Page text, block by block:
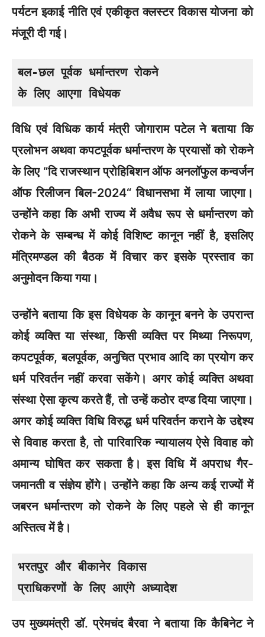
पर्यटन इकाई नीति एवं एकीकृत क्लस्टर विकास योजना को
मंजूरी दी गई।
बल-छल पूर्वक धर्मान्तरण रोकने
के लिए आएगा विधेयक
विधि एवं विधिक कार्य मंत्री जोगाराम पटेल ने बताया कि
प्रलोभन अथवा कपटपूर्वक धर्मान्तरण के प्रयासों को रोकने
के लिए “दि राजस्थान प्रोहिबिशन ऑफ अनलॉफुल कन्वर्जन
ऑफ रिलीजन बिल-2024“ विधानसभा में लाया जाएगा।
उन्होंने कहा कि अभी राज्य में अवैध रूप से धर्मान्तरण को
रोकने के सम्बन्ध में कोई विशिष्ट कानून नहीं है, इसलिए
मंत्रिमण्डल की बैठक में विचार कर इसके प्रस्ताव का
अनुमोदन किया गया।
उन्होंने बताया कि इस विधेयक के कानून बनने के उपरान्त
कोई व्यक्ति या संस्था, किसी व्यक्ति पर मिथ्या निरूपण,
कपटपूर्वक, बलपूर्वक, अनुचित प्रभाव आदि का प्रयोग कर
धर्म परिवर्तन नहीं करवा सकेंगे। अगर कोई व्यक्ति अथवा
संस्था ऐसा कृत्य करते हैं, तो उन्हें कठोर दण्ड दिया जाएगा।
अगर कोई व्यक्ति विधि विरुद्ध धर्म परिवर्तन कराने के उद्देश्य
से विवाह करता है, तो पारिवारिक न्यायालय ऐसे विवाह को
अमान्य घोषित कर सकता है। इस विधि में अपराध गैर-
जमानती व संज्ञेय होंगे। उन्होंने कहा कि अन्य कई राज्यों में
जबरन धर्मान्तरण को रोकने के लिए पहले से ही कानून
अस्तित्व में है।
भरतपुर और बीकानेर विकास
प्राधिकरणों के लिए आएंगे अध्यादेश
उप मुख्यमंत्री डॉ. प्रेमचंद बैरवा ने बताया कि कैबिनेट ने